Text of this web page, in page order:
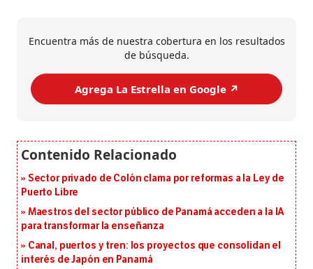
Encuentra más de nuestra cobertura en los resultados
de búsqueda.
Agrega La Estrella en Google ↗️
Sector privado de Colón clama por reformas a la Ley de
Puerto Libre
Maestros del sector público de Panamá acceden a la IA
para transformar la enseñanza
Canal, puertos y tren: los proyectos que consolidan el
interés de Japón en Panamá